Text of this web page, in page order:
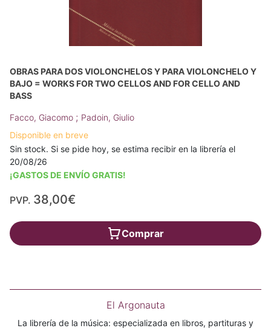
OBRAS PARA DOS VIOLONCHELOS Y PARA VIOLONCHELO Y
BAJO = WORKS FOR TWO CELLOS AND FOR CELLO AND
BASS
Facco, Giacomo ; Padoin, Giulio
Disponible en breve
Sin stock. Si se pide hoy, se estima recibir en la librería el
20/08/26
¡GASTOS DE ENVÍO GRATIS!
PVP. 38,00€
Comprar
El Argonauta
La librería de la música: especializada en libros, partituras y